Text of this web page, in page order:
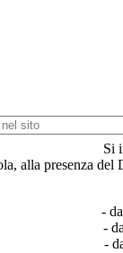
Si
alla presenza
-
-
-